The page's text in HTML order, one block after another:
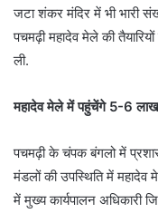
जटा शंकर मंदिर में भी भारी
पचमढ़ी महादेव मेले की
ली.
महादेव मेले में पहुंचेंगे 5-6
पचमढ़ी के चंपक बंगलो में
मंडलों की उपस्थिति में महादेव
में मुख्य कार्यपालन अधिकारी